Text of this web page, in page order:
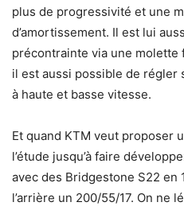
plus de progressivité et une
d’amortissement. Il est lui
précontrainte via une molette
il est aussi possible de régler
à haute et basse vitesse.
Et quand KTM veut proposer
l’étude jusqu’à faire
avec des Bridgestone S22 en
l’arrière un 200/55/17. On ne